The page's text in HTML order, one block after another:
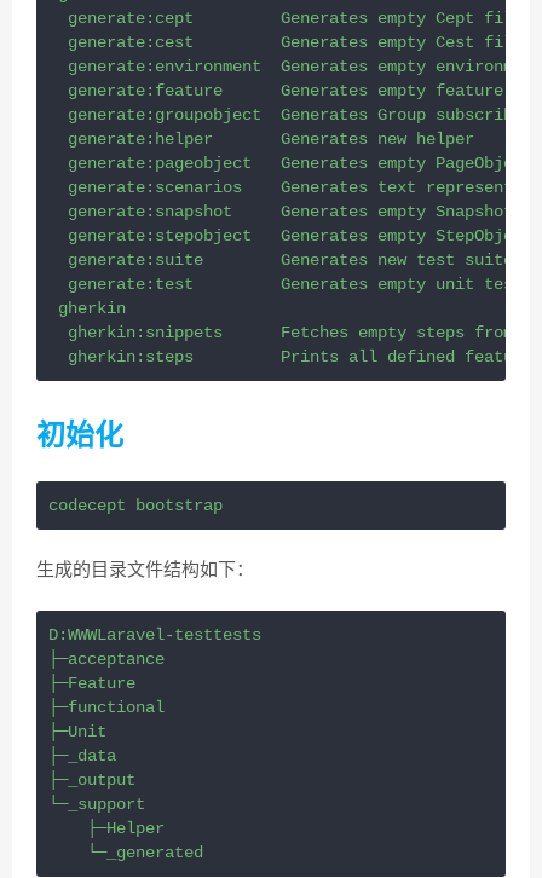
  generate:cept         Generates empty Cept file
  generate:cest         Generates empty Cest file
generate:environment  Generates empty
generate:feature      Generates empty feature
  generate:groupobject  Generates Group subscriber
  generate:helper       Generates new helper
generate:pageobject   Generates empty PageObject
generate:scenarios    Generates text
generate:snapshot     Generates empty Snapshot
generate:stepobject   Generates empty StepObject
  generate:suite        Generates new test suite
generate:test         Generates empty unit test
gherkin
gherkin:snippets      Fetches empty steps from
gherkin:steps         Prints all defined feature
初始化
codecept bootstrap
生成的目录文件结构如下：
D:WWWLaravel-testtests
├─acceptance
├─Feature
├─functional
├─Unit
├─_data
├─_output
└─_support
├─Helper
└─_generated